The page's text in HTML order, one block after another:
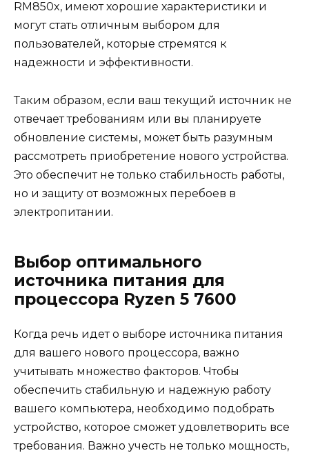
RM850x, имеют хорошие характеристики и
могут стать отличным выбором для
пользователей, которые стремятся к
надежности и эффективности.
Таким образом, если ваш текущий источник не
отвечает требованиям или вы планируете
обновление системы, может быть разумным
рассмотреть приобретение нового устройства.
Это обеспечит не только стабильность работы,
но и защиту от возможных перебоев в
электропитании.
Выбор оптимального
источника питания для
процессора Ryzen 5 7600
Когда речь идет о выборе источника питания
для вашего нового процессора, важно
учитывать множество факторов. Чтобы
обеспечить стабильную и надежную работу
вашего компьютера, необходимо подобрать
устройство, которое сможет удовлетворить все
требования. Важно учесть не только мощность,